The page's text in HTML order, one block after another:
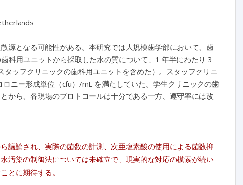
源となる可能性がある。本研究では大規模歯学部において、歯
科用ユニットから採取した水の質について、1 年半にわたり 3
ッフクリニックの歯科用ユニットを含めた）。スタッフクリニ
ニー形成単位（cfu）/mL を満たしていた。学生クリニックの歯
から、各現場のプロトコールは十分である一方、遵守率には改
議論され、実際の菌数の計測、次亜塩素酸の使用による菌数抑
汚染の制御法については未確立で、現実的な対応の模索が続い
とに期待する。